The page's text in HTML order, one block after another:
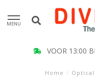
MENU
VOOR 13:00
Home /